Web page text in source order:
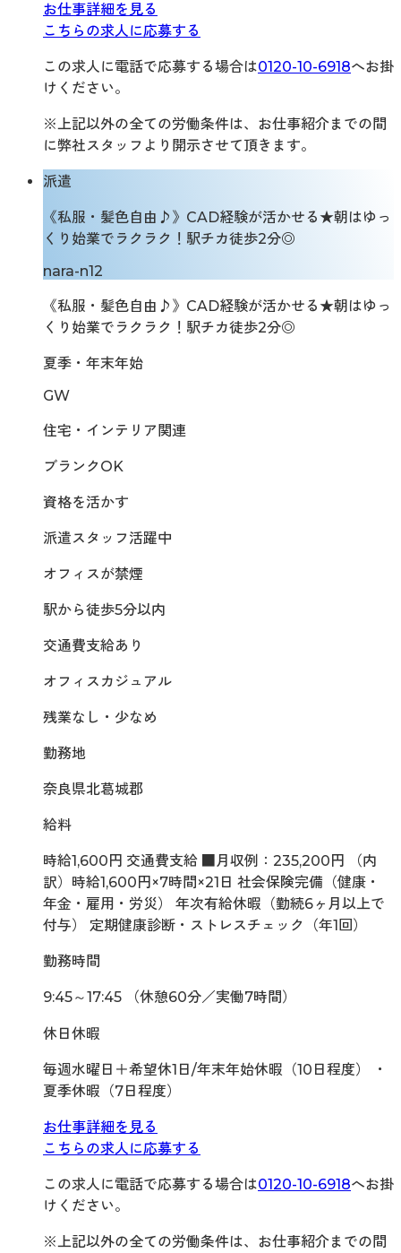
お仕事詳細を見る
こちらの求人に応募する
この求人に電話で応募する場合は0120-10-6918へお掛
けください。
※上記以外の全ての労働条件は、お仕事紹介までの間
に弊社スタッフより開示させて頂きます。
派遣
《私服・髪色自由♪》CAD経験が活かせる★朝はゆっ
くり始業でラクラク！駅チカ徒歩2分◎
nara-n12
《私服・髪色自由♪》CAD経験が活かせる★朝はゆっ
くり始業でラクラク！駅チカ徒歩2分◎
夏季・年末年始
GW
住宅・インテリア関連
ブランクOK
資格を活かす
派遣スタッフ活躍中
オフィスが禁煙
駅から徒歩5分以内
交通費支給あり
オフィスカジュアル
残業なし・少なめ
勤務地
奈良県北葛城郡
給料
時給1,600円 交通費支給 ■月収例：235,200円 （内
訳）時給1,600円×7時間×21日 社会保険完備（健康・
年金・雇用・労災） 年次有給休暇（勤続6ヶ月以上で
付与） 定期健康診断・ストレスチェック（年1回）
勤務時間
9:45～17:45 （休憩60分／実働7時間）
休日休暇
毎週水曜日＋希望休1日/年末年始休暇（10日程度） ・
夏季休暇（7日程度）
お仕事詳細を見る
こちらの求人に応募する
この求人に電話で応募する場合は0120-10-6918へお掛
けください。
※上記以外の全ての労働条件は、お仕事紹介までの間